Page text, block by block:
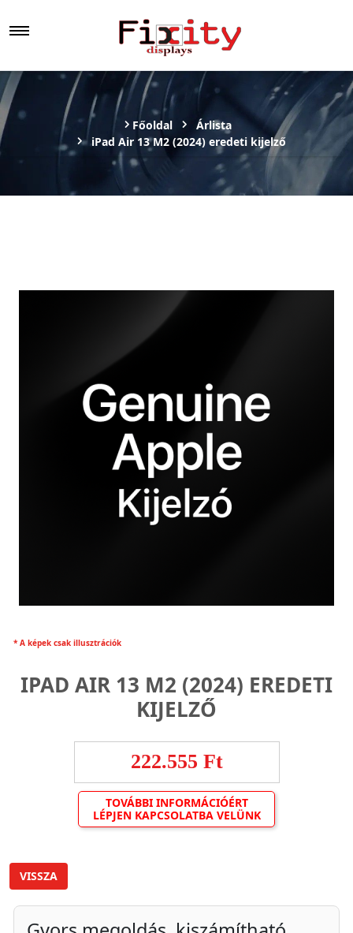
Főoldal
Árlista
iPad Air 13 M2 (2024) eredeti kijelző
* A képek csak illusztrációk
IPAD AIR 13 M2 (2024) EREDETI
KIJELZŐ
222.555 Ft
TOVÁBBI INFORMÁCIÓÉRT
LÉPJEN KAPCSOLATBA VELÜNK
VISSZA